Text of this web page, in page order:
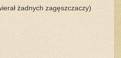
żadnych zagęszczaczy)